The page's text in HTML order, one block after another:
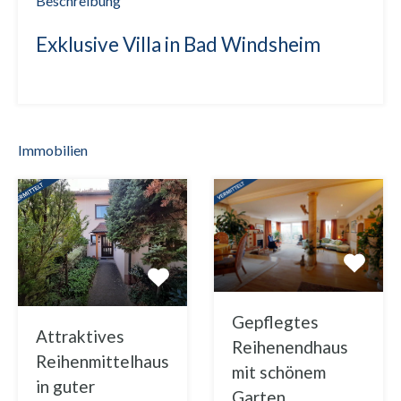
Exklusive Villa in Bad Windsheim
Immobilien
Attraktives
Reihenmittelhaus
in guter
Gepflegtes
Reihenendhaus
mit schönem